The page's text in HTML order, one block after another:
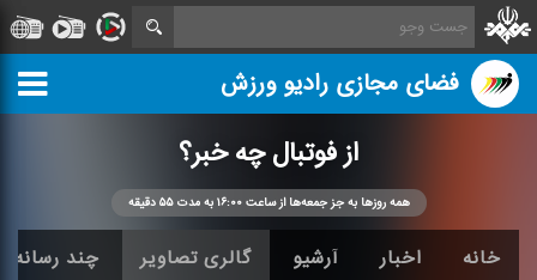
فضای مجازی رادیو ورزش
از فوتبال چه خبر؟
همه روزها به جز جمعه‌ها از ساعت ۱۶:۰۰ به مدت ۵۵ دقیقه
خانه اخبار آرشیو گالری تصاویر چند رسانه